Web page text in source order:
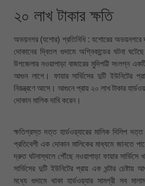
২০ লাখ টাকার ক্ষতি
অভয়নগর (যশোর) প্রতিনিধি : যশোরের অভয়নগরে
দোকানের দ্বিতল গুদামে অগ্নিকান্ডের ঘটনা
উপজেলার নওয়াপাড়া বাজারের মুদিপট্টি সংলগ্ন
আগুন লাগে। ফায়ার সার্ভিসের দুটি ইউনিটের
নিয়ন্ত্রণে আসে। আগুনে প্রায় ২০ লাখ টাকার
দোকান মালিক দাবি করেন।
ক্ষতিগ্রস্ত দত্ত হার্ডওয়্যারের মালিক দিলিপ
প্রতিবেশী এক দোকান মালিকের মাধ্যমে জানতে
দ্রুত ঘটনাস্থলে পৌঁছে নওয়াপাড়া ফায়ার সার্ভিসে
সার্ভিসের দুটি ইউনিটের প্রায় এক ঘন্টার
মধ্যে গুদামে থাকা হার্ডওয়্যার সামগ্রী সব